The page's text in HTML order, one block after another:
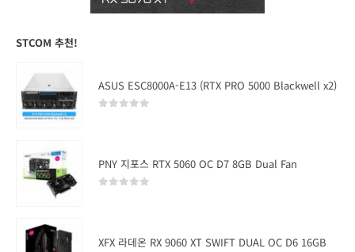
STCOM 추천!
ASUS ESC8000A-E13 (RTX PRO 5000 Blackwell x2)
PNY 지포스 RTX 5060 OC D7 8GB Dual Fan
XFX 라데온 RX 9060 XT SWIFT DUAL OC D6 16GB